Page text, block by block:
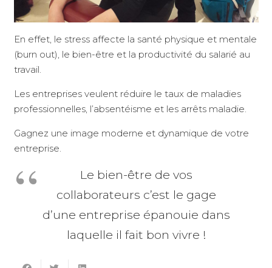
En effet, le stress affecte la santé physique et mentale
(burn out), le bien-être et la productivité du salarié au
travail.
Les entreprises veulent réduire le taux de maladies
professionnelles, l’absentéisme et les arrêts maladie.
Gagnez une image moderne et dynamique de votre
entreprise.
Le bien-être de vos
collaborateurs c’est le gage
d’une entreprise épanouie dans
laquelle il fait bon vivre !